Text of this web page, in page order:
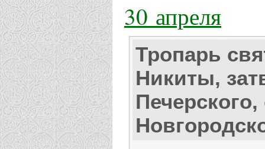
30 апреля
Тропарь
Никиты,
Печерского,